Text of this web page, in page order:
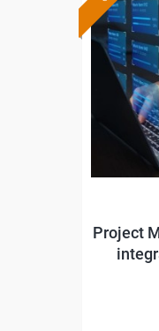
-
Project